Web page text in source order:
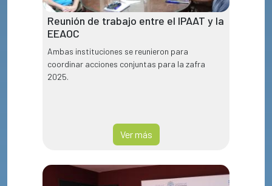
Reunión de trabajo entre el IPAAT y la
EEAOC
Ambas instituciones se reunieron para
coordinar acciones conjuntas para la zafra
2025.
Ver más